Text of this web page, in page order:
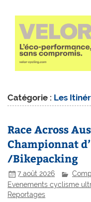
Catégorie : Les
Race Across
Championnat
/Bikepacking
7 août 2026
Evenements cyclisme
Reportages